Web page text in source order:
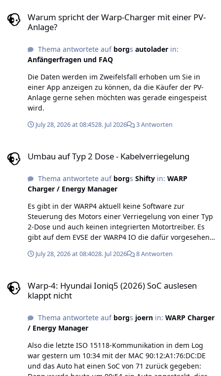
Warum spricht der Warp-Charger mit einer PV-
Anlage?
Thema antwortete auf borgs autoladerin:
Anfängerfragen und FAQ
Die Daten werden im Zweifelsfall erhoben um Sie in
einer App anzeigen zu können, da die Käufer der PV-
Anlage gerne sehen möchten was gerade eingespeist
wird.
July 28, 2026 at 08:4528. Jul 2026 3 Antworten
Umbau auf Typ 2 Dose - Kabelverriegelung
Thema antwortete auf borgs Shiftyin: WARP
Charger / Energy Manager
Es gibt in der WARP4 aktuell keine Software zur
Steuerung des Motors einer Verriegelung von einer Typ
2-Dose und auch keinen integrierten Motortreiber. Es
gibt auf dem EVSE der WARP4 IO die dafür vorgesehen
Motortreiber (und auch die Stromversorgung für den
July 28, 2026 at 08:4028. Jul 2026 8 Antworten
Warp-4: Hyundai Ioniq5 (2026) SoC auslesen
klappt nicht
Thema antwortete auf borgs joernin: WARP Charger
/ Energy Manager
Also die letzte ISO 15118-Kommunikation in dem Log
war gestern um 10:34 mit der MAC 90:12:A1:76:DC:DE
und das Auto hat einen SoC von 71 zurück gegeben: